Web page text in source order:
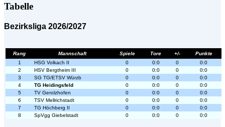
Tabelle
Bezirksliga 2026/2027
Rang Mannschaft Spiele Tore +/-
Punkte
1
HSG Volkach II 0 0:0 0
0:0
2
HSV Bergtheim III 0 0:0 0
0:0
3
SG TG/ETSV Würzb 0 0:0 0
0:0
4
TG Heidingsfeld 0 0:0 0
0:0
5
TV Gerolzhofen 0 0:0 0
0:0
6
TSV Mellrichstadt 0 0:0 0
0:0
7
TG Höchberg II 0 0:0 0
0:0
8
SpVgg Giebelstadt 0 0:0 0 0:0